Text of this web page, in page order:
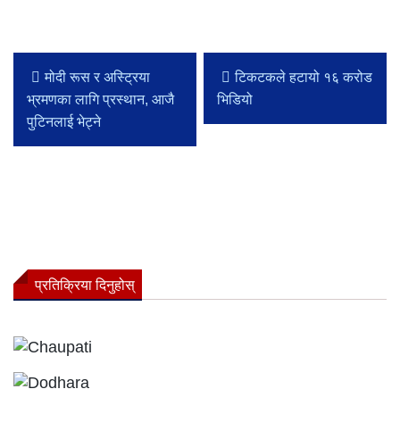
मोदी रूस र अस्ट्रिया
भ्रमणका लागि प्रस्थान, आजै
पुटिनलाई भेट्ने
टिकटकले हटायो १६ करोड
भिडियो
प्रतिक्रिया दिनुहोस्